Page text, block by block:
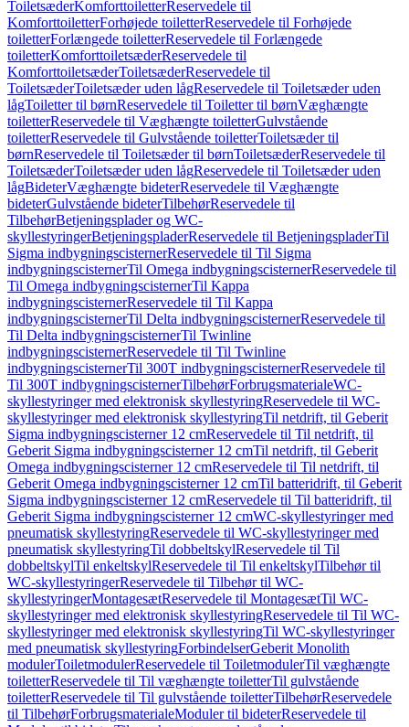
ToiletsæderKomforttoiletterReservedele til
KomforttoiletterForhøjede toiletterReservedele til Forhøjede
toiletterForlængede toiletterReservedele til Forlængede
toiletterKomforttoiletsæderReservedele til
KomforttoiletsæderToiletsæderReservedele til
ToiletsæderToiletsæder uden lågReservedele til Toiletsæder uden
lågToiletter til børnReservedele til Toiletter til børnVæghængte
toiletterReservedele til Væghængte toiletterGulvstående
toiletterReservedele til Gulvstående toiletterToiletsæder til
børnReservedele til Toiletsæder til børnToiletsæderReservedele til
ToiletsæderToiletsæder uden lågReservedele til Toiletsæder uden
lågBideterVæghængte bideterReservedele til Væghængte
bideterGulvstående bideterTilbehørReservedele til
TilbehørBetjeningsplader og WC-
skyllestyringerBetjeningspladerReservedele til BetjeningspladerTil
Sigma indbygningscisternerReservedele til Til Sigma
indbygningscisternerTil Omega indbygningscisternerReservedele til
Til Omega indbygningscisternerTil Kappa
indbygningscisternerReservedele til Til Kappa
indbygningscisternerTil Delta indbygningscisternerReservedele til
Til Delta indbygningscisternerTil Twinline
indbygningscisternerReservedele til Til Twinline
indbygningscisternerTil 300T indbygningscisternerReservedele til
Til 300T indbygningscisternerTilbehørForbrugsmaterialeWC-
skyllestyringer med elektronisk skyllestyringReservedele til WC-
skyllestyringer med elektronisk skyllestyringTil netdrift, til Geberit
Sigma indbygningscisterner 12 cmReservedele til Til netdrift, til
Geberit Sigma indbygningscisterner 12 cmTil netdrift, til Geberit
Omega indbygningscisterner 12 cmReservedele til Til netdrift, til
Geberit Omega indbygningscisterner 12 cmTil batteridrift, til Geberit
Sigma indbygningscisterner 12 cmReservedele til Til batteridrift, til
Geberit Sigma indbygningscisterner 12 cmWC-skyllestyringer med
pneumatisk skyllestyringReservedele til WC-skyllestyringer med
pneumatisk skyllestyringTil dobbeltskylReservedele til Til
dobbeltskylTil enkeltskylReservedele til Til enkeltskylTilbehør til
WC-skyllestyringerReservedele til Tilbehør til WC-
skyllestyringerMontagesætReservedele til MontagesætTil WC-
skyllestyringer med elektronisk skyllestyringReservedele til Til WC-
skyllestyringer med elektronisk skyllestyringTil WC-skyllestyringer
med pneumatisk skyllestyringForbindelserGeberit Monolith
modulerToiletmodulerReservedele til ToiletmodulerTil væghængte
toiletterReservedele til Til væghængte toiletterTil gulvstående
toiletterReservedele til Til gulvstående toiletterTilbehørReservedele
til TilbehørForbrugsmaterialeModuler til bideterReservedele til